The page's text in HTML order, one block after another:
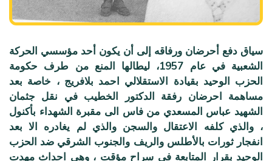
سياق دفع أحرضان ورفاقه إلى أن يكون أحد مؤسسي الحركة
الشعبية في عام 1957، ليطالها المنع من طرف حكومة
الحزب الوحيد بقيادة الاستقلالي احمد بلافريج ، خاصة بعد
مساهمة احرضان رفقة الدكتور الخطيب في نقل جثمان
الشهيد عباس المسعدي من فاس الى مقبرة الشهداء بأكنول
، والذي كلفه الاعتقال والسجن والذي لم يغادره الا بعد
انفجار ثورات بالأطلس والريف والجنوب الشرقي ضد الحزب
الوحيد بقرار المتابعة في سراح مؤقت ، وهي احداث مهدت